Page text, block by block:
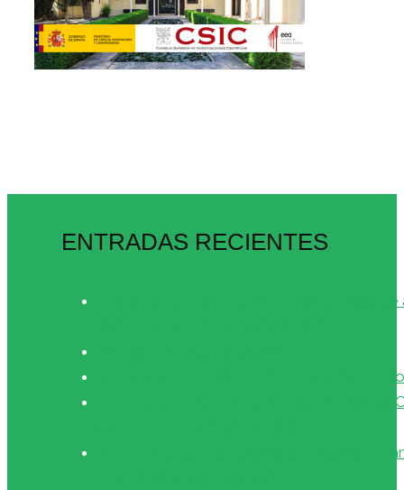
ENTRADAS RECIENTES
Presentación del libro «Visiones actuales de
Visita a la Escuela de Traductores de Toledo
Éxito rotundo del recital «Poesía floral» de
3ª Gira musical: Ronda y Vélez-Málaga